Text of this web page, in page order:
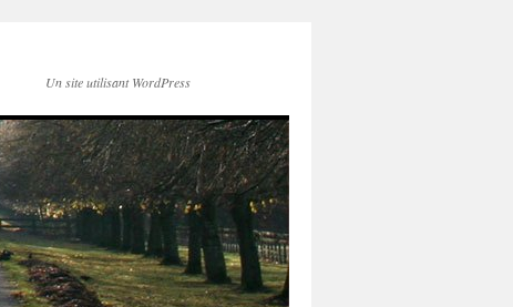
Un site utilisant WordPress